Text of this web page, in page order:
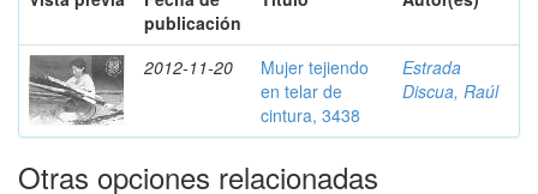
publicación
2012-11-20
Mujer tejiendo
en telar de
cintura, 3438
Estrada
Discua, Raúl
Otras opciones relacionadas